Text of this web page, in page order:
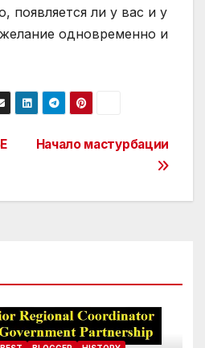
появляется ли у вас и у
желание одновременно и
Начало мастурбации